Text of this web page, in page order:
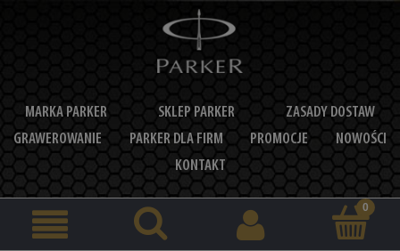
MARKA PARKER SKLEP PARKER
ZASADY DOSTAW
GRAWEROWANIE
PARKER DLA FIRM PROMOCJE
NOWOŚCI
KONTAKT